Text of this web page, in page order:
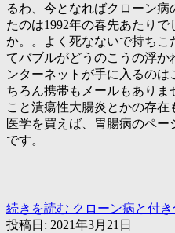
るわ、今となればクローン
たのは1992年の春先あたり
か。。よく死なないで持ちこ
てバブルがどうのこうの浮か
ンターネットが手に入るのは
ちろん携帯もメールもあり
こと潰瘍性大腸炎とかの存
医学を買えば、胃腸病のペ
です。
続きを読む クローン病と付き
投稿日: 2021年3月21日